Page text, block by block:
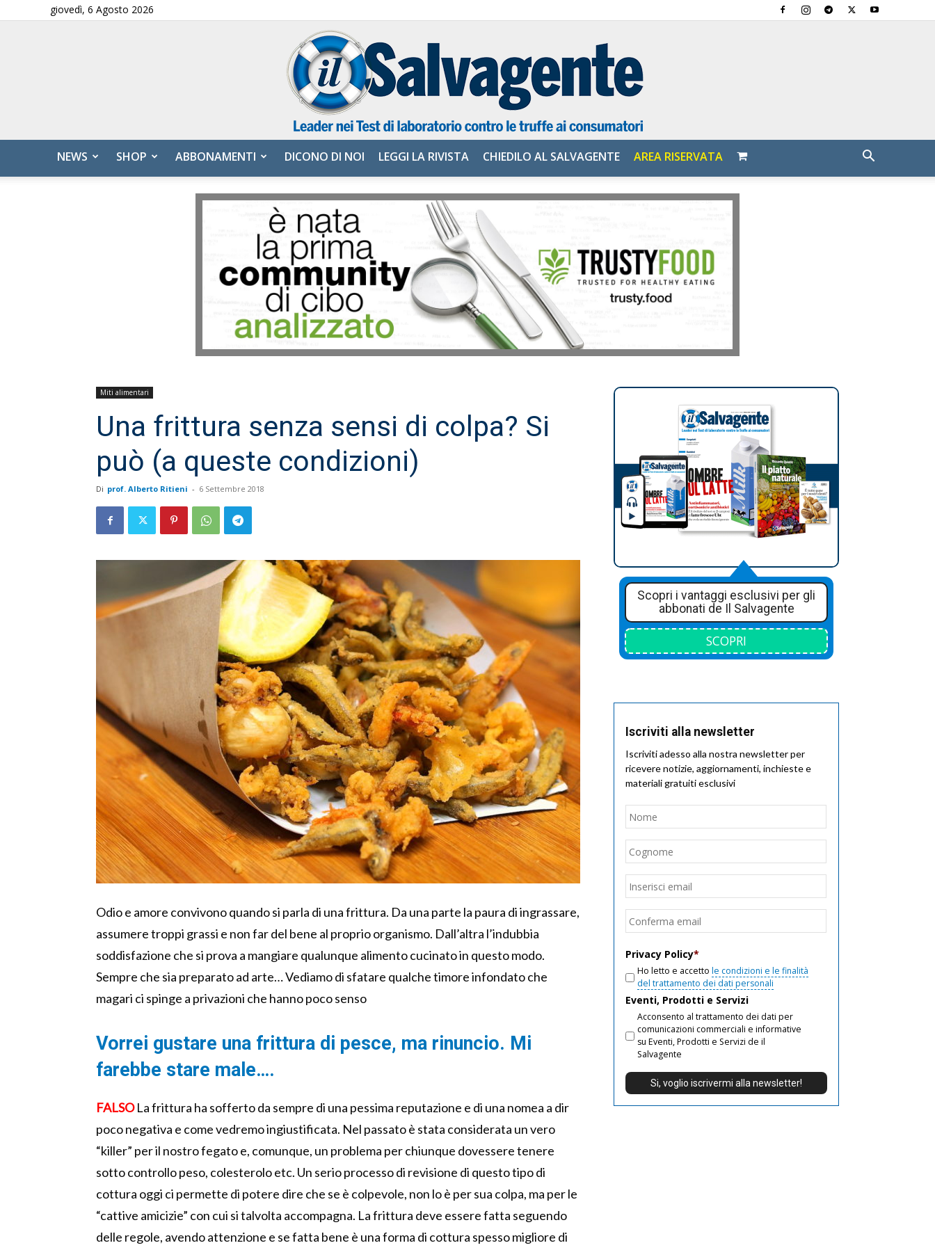
giovedì, 6 Agosto 2026
Salvagente
NEWS SHOP ABBONAMENTI DICONO DI NOI LEGGI LA RIVISTA CHIEDILO AL SALVAGENTE AREA RISERVATA
Miti alimentari
Una frittura senza sensi di colpa? Si
può (a queste condizioni)
Di prof. Alberto Ritieni - 6 Settembre 2018
Odio e amore convivono quando si parla di una frittura. Da una parte la paura di ingrassare,
assumere troppi grassi e non far del bene al proprio organismo. Dall’altra l’indubbia
soddisfazione che si prova a mangiare qualunque alimento cucinato in questo modo.
Sempre che sia preparato ad arte… Vediamo di sfatare qualche timore infondato che
magari ci spinge a privazioni che hanno poco senso
Vorrei gustare una frittura di pesce, ma rinuncio. Mi
farebbe stare male….
FALSOLa frittura ha sofferto da sempre di una pessima reputazione e di una nomea a dir
poco negativa e come vedremo ingiustificata. Nel passato è stata considerata un vero
“killer” per il nostro fegato e, comunque, un problema per chiunque dovessere tenere
sotto controllo peso, colesterolo etc. Un serio processo di revisione di questo tipo di
cottura oggi ci permette di potere dire che se è colpevole, non lo è per sua colpa, ma per le
“cattive amicizie” con cui si talvolta accompagna. La frittura deve essere fatta seguendo
delle regole, avendo attenzione e se fatta bene è una forma di cottura spesso migliore di
Scopri i vantaggi esclusivi per gli
abbonati de Il Salvagente
SCOPRI
Iscriviti alla newsletter
Iscriviti adesso alla nostra newsletter per
ricevere notizie, aggiornamenti, inchieste e
materiali gratuiti esclusivi
Nome
Email
Privacy Policy*
Ho letto e accetto le condizioni e le finalità
del trattamento dei dati personali
Eventi, Prodotti e Servizi
Acconsento al trattamento dei dati per
comunicazioni commerciali e informative
su Eventi, Prodotti e Servizi de il
Salvagente